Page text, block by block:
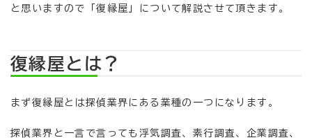
と思いますので「復縁屋」について解説させて頂きます。
復縁屋とは？
まず復縁屋とは探偵業界にある業種の一つになります。
探偵業界と一言で言っても浮気調査、素行調査、企業調査、